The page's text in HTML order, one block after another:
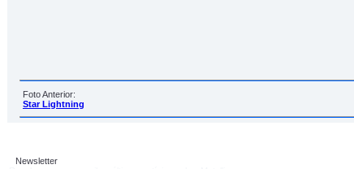
Foto Anterior:
Star Lightning
Newsletter